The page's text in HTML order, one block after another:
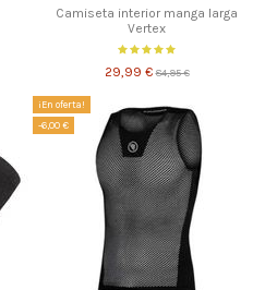
Camiseta interior manga larga
Vertex
29,99 €84,95 €
¡En oferta!
-6,00 €